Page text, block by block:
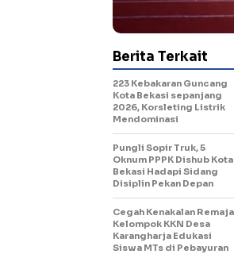
Berita Terkait
223 Kebakaran Guncang
Kota Bekasi sepanjang
2026, Korsleting Listrik
Mendominasi
Pungli Sopir Truk, 5
Oknum PPPK Dishub Kota
Bekasi Hadapi Sidang
Disiplin Pekan Depan
Cegah Kenakalan
Kelompok KKN Desa
Karangharja Edukasi
Siswa MTs di Pebayuran